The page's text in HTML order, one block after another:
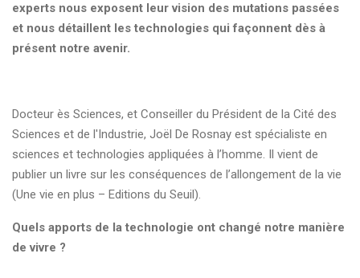
experts nous exposent leur vision des mutations passées
et nous détaillent les technologies qui façonnent dès à
présent notre avenir.
Docteur ès Sciences, et Conseiller du Président de la Cité des
Sciences et de l'Industrie, Joël De Rosnay est spécialiste en
sciences et technologies appliquées à l’homme. Il vient de
publier un livre sur les conséquences de l’allongement de la vie
(Une vie en plus – Editions du Seuil).
Quels apports de la technologie ont changé notre manière
de vivre ?